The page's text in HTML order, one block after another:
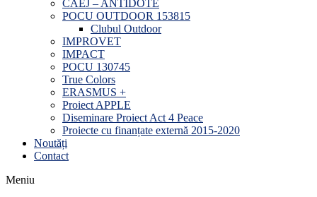
CAEJ – ANTIDOTE
POCU OUTDOOR 153815
Clubul Outdoor
IMPROVET
IMPACT
POCU 130745
True Colors
ERASMUS +
Proiect APPLE
Diseminare Proiect Act 4 Peace
Proiecte cu finanțate externă 2015-2020
Noutăți
Contact
Meniu